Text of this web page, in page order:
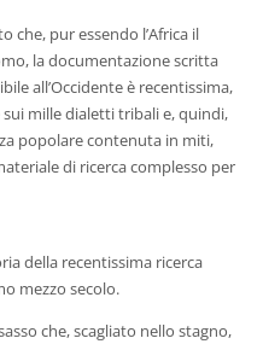
che, pur essendo l’Africa il
la documentazione scritta
all’Occidente è recentissima,
mille dialetti tribali e, quindi,
popolare contenuta in miti,
di ricerca complesso per
della recentissima ricerca
mezzo secolo.
che, scagliato nello stagno,